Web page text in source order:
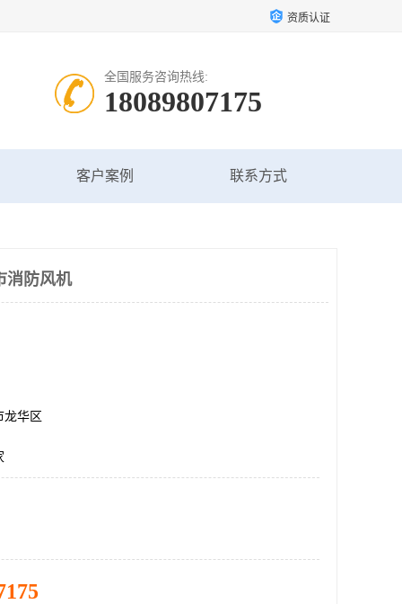
资质认证
全国服务咨询热线:
18089807175
客户案例 联系方式
消防风机
龙华区